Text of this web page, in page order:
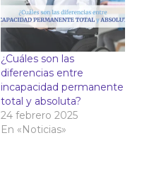
¿Cuáles son las
diferencias entre
incapacidad permanente
total y absoluta?
24 febrero 2025
En «Noticias»